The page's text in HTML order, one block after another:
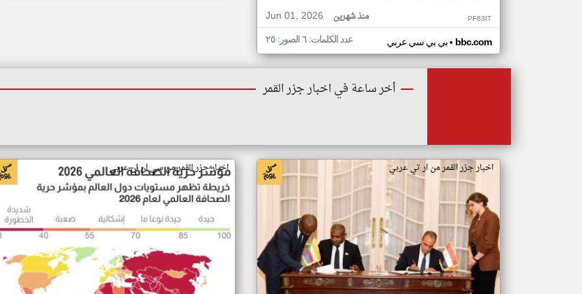
Jun 01, 2026
منذ شهرين PF63IT
بي بي سي عربي• bbc.com عدد الكلمات: ٦ الصور: ٢٥
أخر ساعة في اخبار جزر القمر
اخبار جزر القمر من ار تي عربي اخبار جزر القمر من سي ان ان عربي